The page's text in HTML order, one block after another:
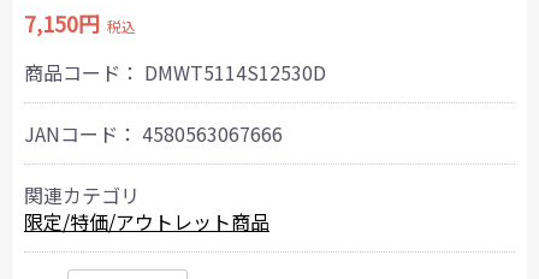
7,150円 税込
商品コード： DMWT5114S12530D
JANコード： 4580563067666
関連カテゴリ
限定/特価/アウトレット商品